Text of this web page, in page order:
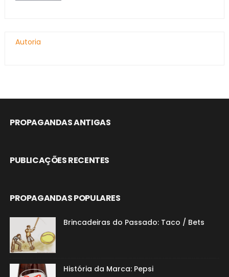
Autoria
PROPAGANDAS ANTIGAS
PUBLICAÇÕES RECENTES
PROPAGANDAS POPULARES
Brincadeiras do Passado: Taco / Bets
História da Marca: Pepsi